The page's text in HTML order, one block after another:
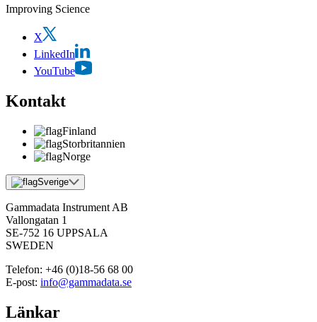
Improving Science
X
LinkedIn
YouTube
Kontakt
Finland
Storbritannien
Norge
Sverige
Gammadata Instrument AB
Vallongatan 1
SE-752 16 UPPSALA
SWEDEN
Telefon: +46 (0)18-56 68 00
E-post: info@gammadata.se
Länkar